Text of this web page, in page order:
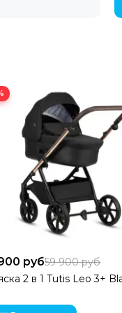
навыкам.
езду и сводит к
коляски.
руб59 900 руб
2 в 1 Tutis Leo 3+